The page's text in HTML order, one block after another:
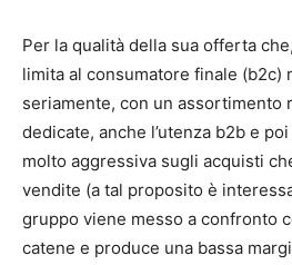
Per la qualità della sua offerta
limita al consumatore finale (b2c)
seriamente, con un assortimento
dedicate, anche l’utenza b2b e
molto aggressiva sugli acquisti
vendite (a tal proposito è
gruppo viene messo a confronto
catene e produce una bassa